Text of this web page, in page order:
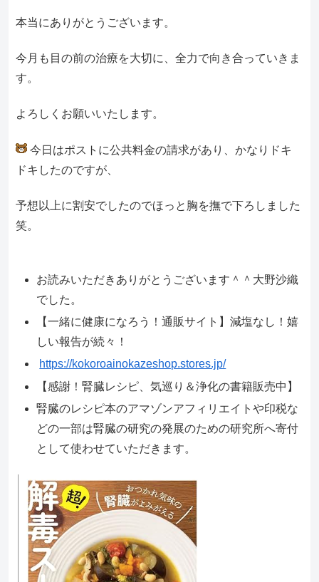
本当にありがとうございます。
今月も目の前の治療を大切に、全力で向き合っていきま
す。
よろしくお願いいたします。
今日はポストに公共料金の請求があり、かなりドキ
ドキしたのですが、
予想以上に割安でしたのでほっと胸を撫で下ろしました
笑。
お読みいただきありがとうございます＾＾大野沙織
でした。
【一緒に健康になろう！通販サイト】減塩なし！嬉
しい報告が続々！
https://kokoroainokazeshop.stores.jp/
【感謝！腎臓レシピ、気巡り＆浄化の書籍販売中】
腎臓のレシピ本のアマゾンアフィリエイトや印税な
どの一部は腎臓の研究の発展のための研究所へ寄付
として使わせていただきます。